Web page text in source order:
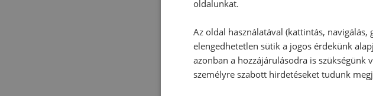
oldalunkat.
Az oldal használatával (kattintás,
elengedhetetlen sütik a jogos érdekünk
azonban a hozzájárulásodra is szükségünk
személyre szabott hirdetéseket tudunk